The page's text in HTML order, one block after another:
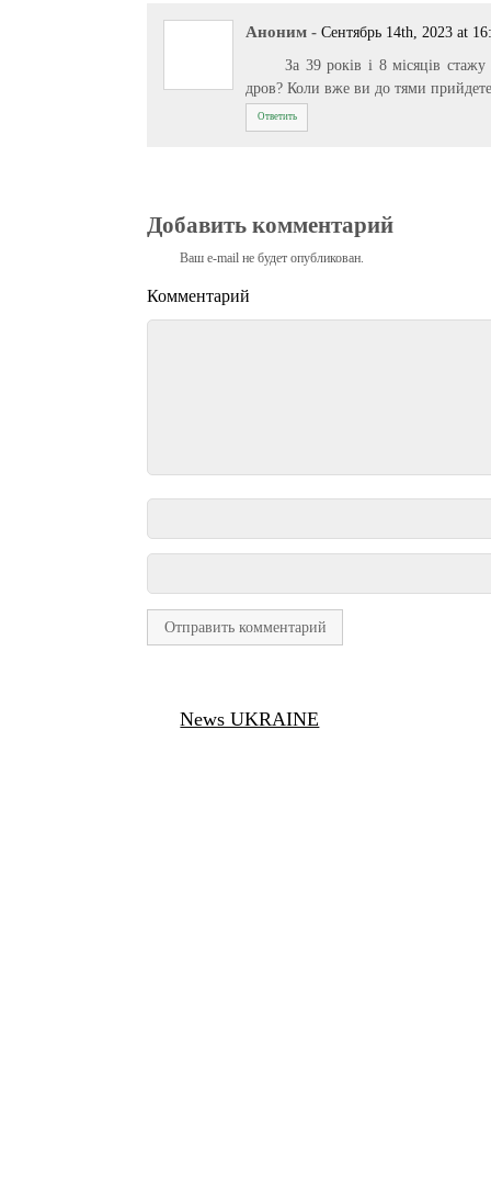
Аноним - Сентябрь 14th, 2023 at
За 39 років і 8 місяців
дров? Коли вже ви до тями
Ответить
Добавить комментарий
Ваш e-mail не будет опубликован.
Комментарий
News UKRAINE